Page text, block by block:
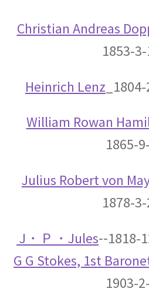
れ法則を
【抵抗値の単位｜オー
H・アルプレヒ
【星の進化を考え、また
J・C・マク
【場の理論をまと
Christian Andreas
1853-
Heinrich Lenz
William Rowan
1865-
Julius Robert von
1878-
J・Ｐ・ Jules‐‐1818-
G G Stokes, 1st
1903-